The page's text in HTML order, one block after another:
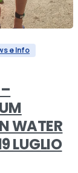
e Info
WATER
LUGLIO